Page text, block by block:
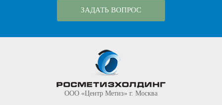
ЗАДАТЬ ВОПРОС
ООО «Центр Метиз» г. Москва